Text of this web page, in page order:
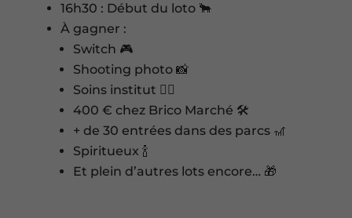
16h30 : Début du loto 🐂
À gagner :
Switch 🎮
Shooting photo 📸
Soins institut 💆‍♀️
400 € chez Brico Marché 🛠️
+ de 30 entrées dans des parcs 🎢
Spiritueux 🍾
Et plein d’autres lots encore… 🎁